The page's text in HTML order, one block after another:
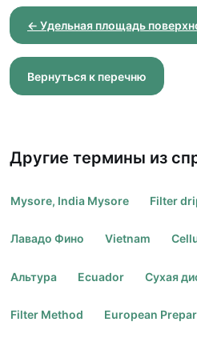
← Удельная площадь
Вернуться к перечню
Другие термины из
Mysore, India Mysore Filter
Лавадо Фино Vietnam
Альтура Ecuador Сухая
Filter Method European